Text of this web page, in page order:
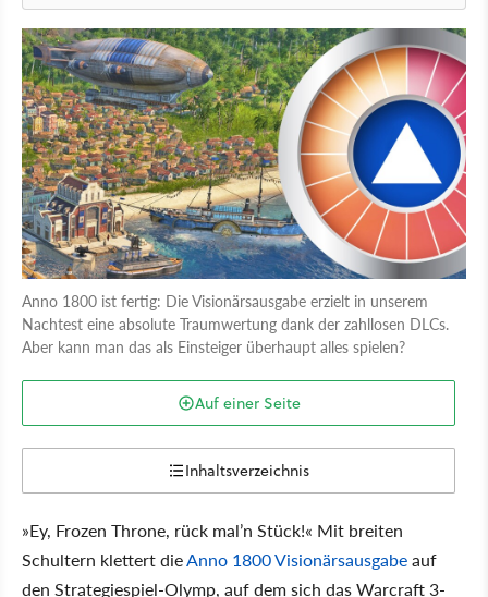
Anno 1800 ist fertig: Die Visionärsausgabe erzielt in unserem
Nachtest eine absolute Traumwertung dank der zahllosen DLCs.
Aber kann man das als Einsteiger überhaupt alles spielen?
Auf einer Seite
Inhaltsverzeichnis
»Ey, Frozen Throne, rück mal’n Stück!« Mit breiten
Schultern klettert dieAnno 1800 Visionärsausgabeauf
den Strategiespiel-Olymp, auf dem sich das Warcraft 3-